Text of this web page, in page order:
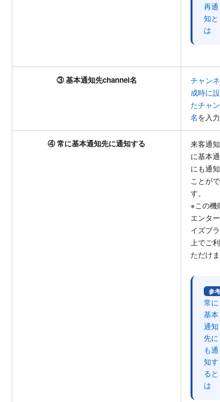
再通
知と
は
③ 基本通知先channel名
チャン
成時に
たチャ
名を入力
④ 常に基本通知先に通知する
来客通
に基本
にも通
ことが
す。
※この機
エンタ
イズプ
上でご
ただけ
参考
常に
基本
通知
先に
も通
知す
ると
は